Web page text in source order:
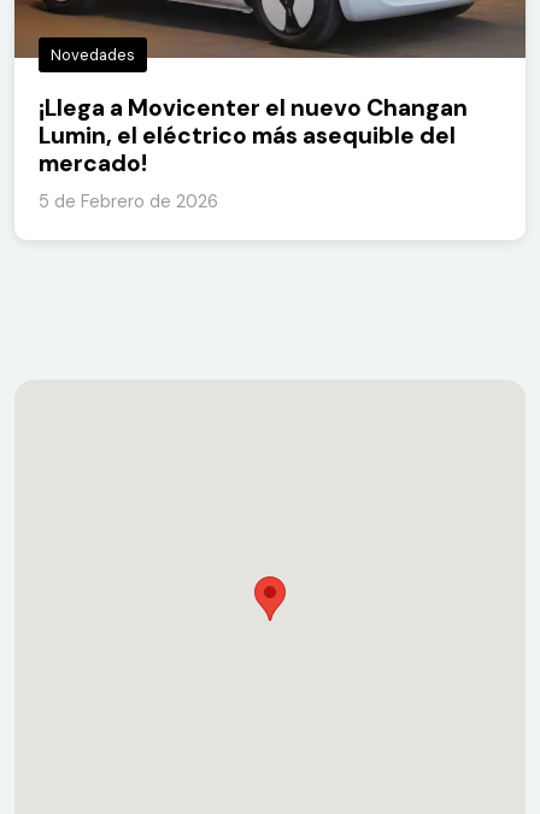
Novedades
¡Llega a Movicenter el nuevo Changan
Lumin, el eléctrico más asequible del
mercado!
5 de Febrero de 2026